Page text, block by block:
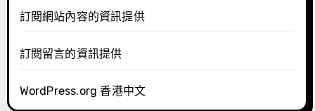
訂閱網站內容的資訊提供
訂閱留言的資訊提供
WordPress.org 香港中文